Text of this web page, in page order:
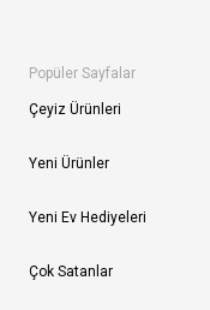
Popüler Sayfalar
Çeyiz Ürünleri
Yeni Ürünler
Yeni Ev Hediyeleri
Çok Satanlar